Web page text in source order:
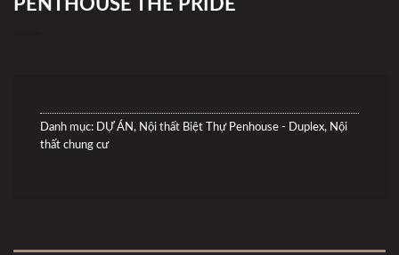
PENTHOUSE THE PRIDE
Danh mục: DỰ ÁN, Nội thất Biệt Thự Penhouse - Duplex, Nội
thất chung cư